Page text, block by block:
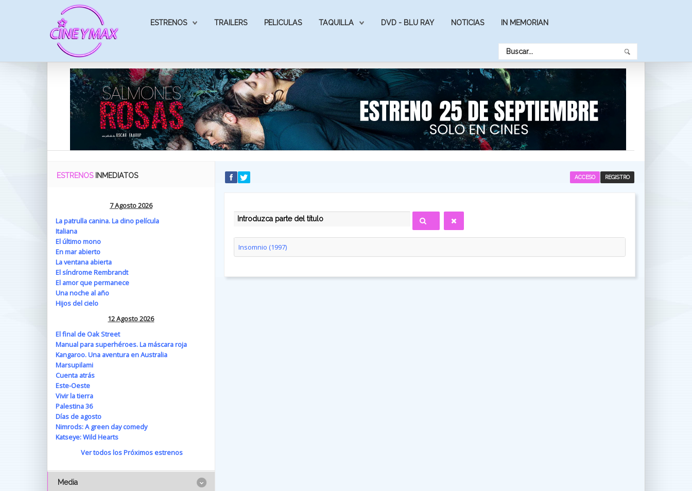
ESTRENOS TRAILERS PELICULAS TAQUILLA DVD - BLU RAY NOTICIAS IN MEMORIAN
REGISTRO
ACCESO
INTRODUZCA PARTE DEL TÍTULO
Insomnio (1997)
ESTRENOS INMEDIATOS
7 Agosto 2026
La patrulla canina. La dino película
Italiana
El último mono
En mar abierto
La ventana abierta
El síndrome Rembrandt
El amor que permanece
Una noche al año
Hijos del cielo
12 Agosto 2026
El final de Oak Street
Manual para superhéroes. La máscara roja
Kangaroo. Una aventura en Australia
Marsupilami
Cuenta atrás
Este-Oeste
Vivir la tierra
Palestina 36
Días de agosto
Nimrods: A green day comedy
Katseye: Wild Hearts
Ver todos los Próximos estrenos
Media